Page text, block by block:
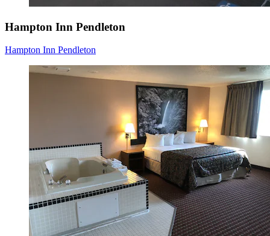
Hampton Inn Pendleton
Hampton Inn Pendleton